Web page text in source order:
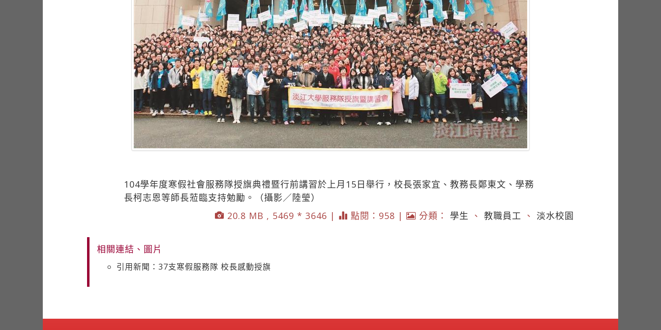
104學年度寒假社會服務隊授旗典禮暨行前講習於上月15日舉行，校長張家宜、教務長鄭東文、學務
長柯志恩等師長蒞臨支持勉勵。（攝影／陸瑩）
20.8 MB , 5469 * 3646 |
點閱：958 | 分類： 學生 、 教職員工 、 淡水校園
相關連結、圖片
引用新聞：37支寒假服務隊 校長感動授旗